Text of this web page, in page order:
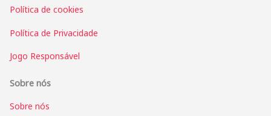
Política de cookies
Política de Privacidade
Jogo Responsável
Sobre nós
Sobre nós